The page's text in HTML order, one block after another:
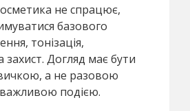
не спрацює,
базового
тонізація,
Догляд має бути
а не разовою
подією.